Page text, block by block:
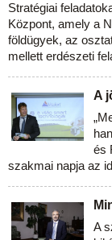
Stratégiai
Központ, amely a
földügyek, az
mellett erdészeti
A
és
szakmai napja az
A